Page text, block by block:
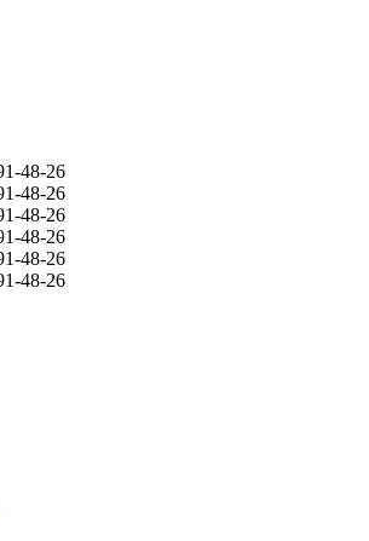
48-26
48-26
48-26
48-26
48-26
48-26